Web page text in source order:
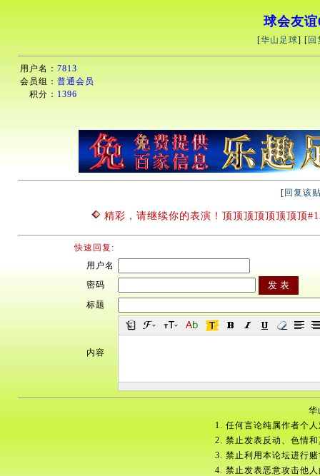
球会友
[华山足球] [ 回
用户名： 7813
会员组： 普通会员
积分： 1396
[ 回复该
精彩，请继续你的表演！顶顶顶顶顶顶顶顶
快速回复:
用户名
密码
标题
内容
华
1. 任何言论纯属作者个
2. 禁止发表反动、色情
3. 禁止利用本论坛进行
4. 禁止发表恶意攻击他